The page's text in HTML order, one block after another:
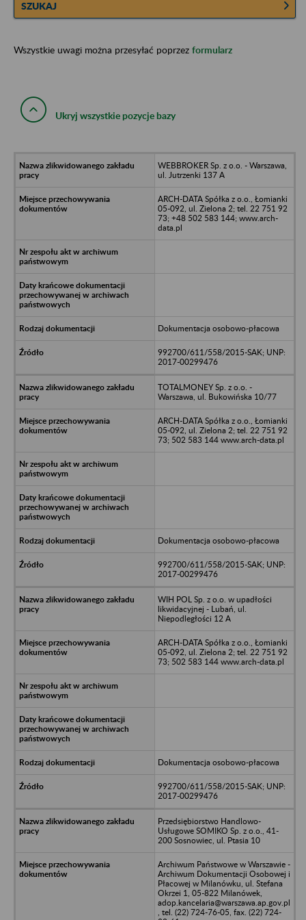
SZUKAJ
Wszystkie uwagi można przesyłać poprzez formularz
Ukryj wszystkie pozycje bazy
WEBBROKER Sp. z o.o. - Warszawa,
ul. Jutrzenki 137 A
ARCH-DATA Spółka z o.o., Łomianki
05-092, ul. Zielona 2; tel. 22 751 92
73; +48 502 583 144; www.arch-
data.pl
Dokumentacja osobowo-płacowa
992700/611/558/2015-SAK; UNP:
2017-00299476
TOTALMONEY Sp. z o.o. -
Warszawa, ul. Bukowińska 10/77
ARCH-DATA Spółka z o.o., Łomianki
05-092, ul. Zielona 2; tel. 22 751 92
73; 502 583 144 www.arch-data.pl
Dokumentacja osobowo-płacowa
992700/611/558/2015-SAK; UNP:
2017-00299476
WIH POL Sp. z o.o. w upadłości
likwidacyjnej - Lubań, ul.
Niepodległości 12 A
ARCH-DATA Spółka z o.o., Łomianki
05-092, ul. Zielona 2; tel. 22 751 92
73; 502 583 144 www.arch-data.pl
Dokumentacja osobowo-płacowa
992700/611/558/2015-SAK; UNP:
2017-00299476
Przedsiębiorstwo Handlowo-
Usługowe SOMIKO Sp. z o.o., 41-
200 Sosnowiec, ul. Ptasia 10
Archiwum Państwowe w Warszawie -
Archiwum Dokumentacji Osobowej i
Płacowej w Milanówku, ul. Stefana
Okrzei 1, 05-822 Milanówek,
adop.kancelaria@warszawa.ap.gov.pl
, tel. (22) 724-76-05, fax. (22) 724-